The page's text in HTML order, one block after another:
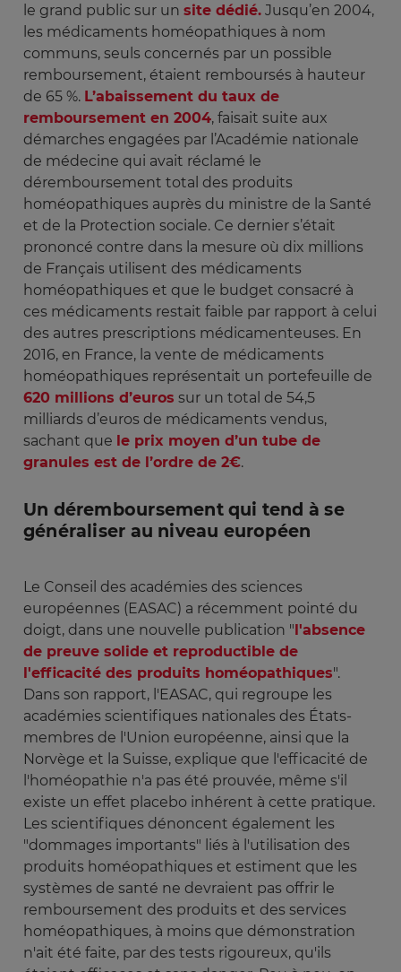
le grand public sur un site dédié. Jusqu’en 2004,
les médicaments homéopathiques à nom
communs, seuls concernés par un possible
remboursement, étaient remboursés à hauteur
de 65 %. L’abaissement du taux de
remboursement en 2004, faisait suite aux
démarches engagées par l’Académie nationale
de médecine qui avait réclamé le
déremboursement total des produits
homéopathiques auprès du ministre de la Santé
et de la Protection sociale. Ce dernier s’était
prononcé contre dans la mesure où dix millions
de Français utilisent des médicaments
homéopathiques et que le budget consacré à
ces médicaments restait faible par rapport à celui
des autres prescriptions médicamenteuses. En
2016, en France, la vente de médicaments
homéopathiques représentait un portefeuille de
620 millions d’euros sur un total de 54,5
milliards d’euros de médicaments vendus,
sachant que le prix moyen d’un tube de
granules est de l’ordre de 2€.
Un déremboursement qui tend à se
généraliser au niveau européen
Le Conseil des académies des sciences
européennes (EASAC) a récemment pointé du
doigt, dans une nouvelle publication " l'absence
de preuve solide et reproductible de
l'efficacité des produits homéopathiques".
Dans son rapport, l'EASAC, qui regroupe les
académies scientifiques nationales des États-
membres de l'Union européenne, ainsi que la
Norvège et la Suisse, explique que l'efficacité de
l'homéopathie n'a pas été prouvée, même s'il
existe un effet placebo inhérent à cette pratique.
Les scientifiques dénoncent également les
"dommages importants" liés à l'utilisation des
produits homéopathiques et estiment que les
systèmes de santé ne devraient pas offrir le
remboursement des produits et des services
homéopathiques, à moins que démonstration
n'ait été faite, par des tests rigoureux, qu'ils